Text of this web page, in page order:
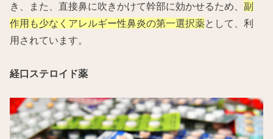
き、また、直接鼻に吹きかけて幹部に効かせるため、副
作用も少なくアレルギー性鼻炎の第一選択薬として、利
用されています。
経口ステロイド薬